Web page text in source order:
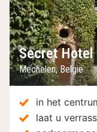
Secret Hotel
Mechelen, België
in het
laat u